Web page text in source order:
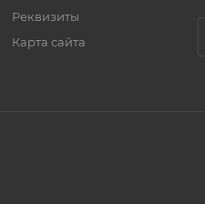
Реквизиты
Карта сайта